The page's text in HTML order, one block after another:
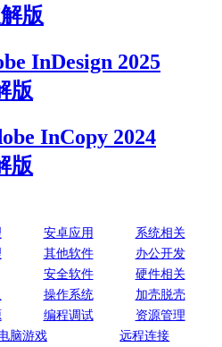
版
InDesign 2025
版
InCopy 2024
版
安卓应用
系统相关
其他软件
办公开发
安全软件
硬件相关
操作系统
加壳脱壳
编程调试
资源管理
脑游戏 远程连接